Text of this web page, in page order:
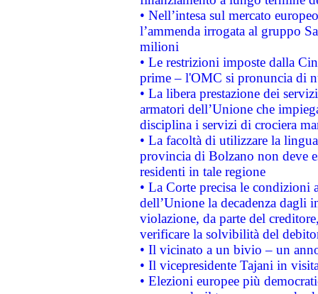
• Nell’intesa sul mercato
l’ammenda irrogata al gruppo
milioni
• Le restrizioni imposte dalla
prime – l'OMC si pronuncia di
• La libera prestazione dei
armatori dell’Unione che
disciplina i servizi di crociera
• La facoltà di utilizzare la
provincia di Bolzano non deve
residenti in tale regione
• La Corte precisa le
dell’Unione la decadenza dagli
violazione, da parte del
verificare la solvibilità del
• Il vicinato a un bivio – un
• Il vicepresidente Tajani in
• Elezioni europee più